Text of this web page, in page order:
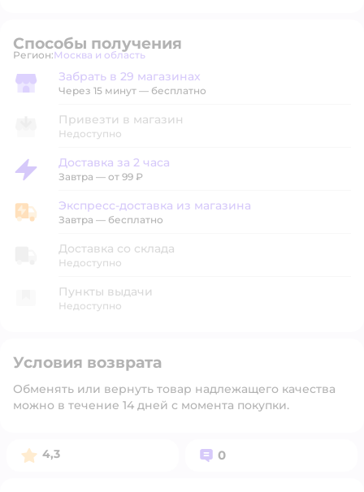
Способы получения
Регион: Выбор адреса доставки.
Москва и область
Забрать в магазине
Забрать в 29 магазинах
Через 15 минут — бесплатно
Привезти в магазин
Недоступно
Доставка за 2 часа
Доставка за 2 часа
Завтра — от 99 ₽
Экспресс-доставка из магазина
Экспресс-доставка из магазина
Завтра — бесплатно
Доставка со склада
Недоступно
Пункты выдачи
Недоступно
Условия возврата
Обменять или вернуть товар надлежащего качества
можно в течение 14 дней с момента покупки.
Рейтинг:
4,3 Вопросов:
0